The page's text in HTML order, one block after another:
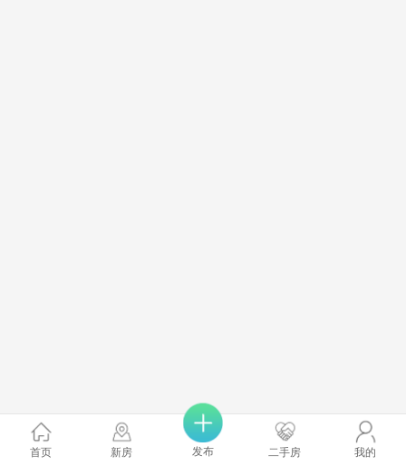
首页 新房 发布 二手房 我的